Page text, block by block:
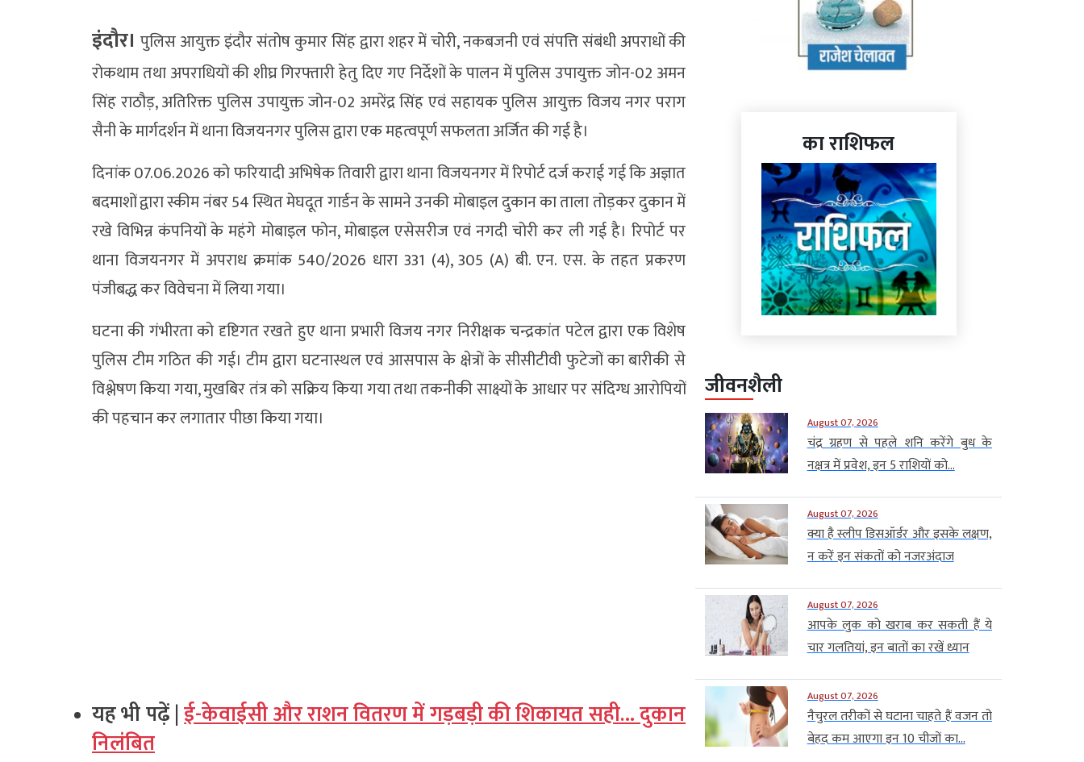
इंदौर। पुलिस आयुक्त इंदौर संतोष कुमार सिंह द्वारा शहर में चोरी, नकबजनी एवं संपत्ति संबंधी अपराधों की
रोकथाम तथा अपराधियों की शीघ्र गिरफ्तारी हेतु दिए गए निर्देशों के पालन में पुलिस उपायुक्त जोन-02 अमन
सिंह राठौड़, अतिरिक्त पुलिस उपायुक्त जोन-02 अमरेंद्र सिंह एवं सहायक पुलिस आयुक्त विजय नगर पराग
सैनी के मार्गदर्शन में थाना विजयनगर पुलिस द्वारा एक महत्वपूर्ण सफलता अर्जित की गई है।
दिनांक 07.06.2026 को फरियादी अभिषेक तिवारी द्वारा थाना विजयनगर में रिपोर्ट दर्ज कराई गई कि अज्ञात
बदमाशों द्वारा स्कीम नंबर 54 स्थित मेघदूत गार्डन के सामने उनकी मोबाइल दुकान का ताला तोड़कर दुकान में
रखे विभिन्न कंपनियों के महंगे मोबाइल फोन, मोबाइल एसेसरीज एवं नगदी चोरी कर ली गई है। रिपोर्ट पर
थाना विजयनगर में अपराध क्रमांक 540/2026 धारा 331 (4), 305 (A) बी. एन. एस. के तहत प्रकरण
पंजीबद्ध कर विवेचना में लिया गया।
घटना की गंभीरता को दृष्टिगत रखते हुए थाना प्रभारी विजय नगर निरीक्षक चन्द्रकांत पटेल द्वारा एक विशेष
पुलिस टीम गठित की गई। टीम द्वारा घटनास्थल एवं आसपास के क्षेत्रों के सीसीटीवी फुटेजों का बारीकी से
विश्लेषण किया गया, मुखबिर तंत्र को सक्रिय किया गया तथा तकनीकी साक्ष्यों के आधार पर संदिग्ध आरोपियों
की पहचान कर लगातार पीछा किया गया।
यह भी पढ़ें |ई-केवाईसी और राशन वितरण में गड़बड़ी की शिकायत सही… दुकान
निलंबित
का राशिफल
जीवनशैली
August 07, 2026
चंद्र ग्रहण से पहले शनि करेंगे बुध के
नक्षत्र में प्रवेश, इन 5 राशियों को...
August 07, 2026
क्या है स्लीप डिसऑर्डर और इसके लक्षण,
न करें इन संकतों को नजरअंदाज
August 07, 2026
आपके लुक को खराब कर सकती हैं ये
चार गलतियां, इन बातों का रखें ध्यान
August 07, 2026
नैचुरल तरीकों से घटाना चाहते हैं वजन तो
बेहद कम आएगा इन 10 चीजों का...